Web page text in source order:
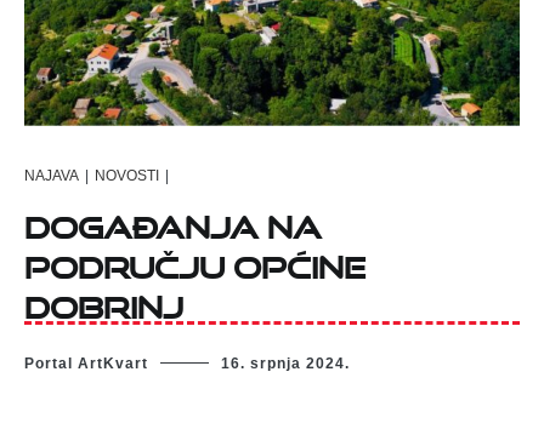
NAJAVA | NOVOSTI |
Događanja na
području Općine
Dobrinj
Portal ArtKvart 16. srpnja 2024.